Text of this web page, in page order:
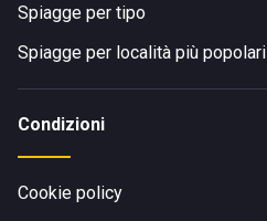
Spiagge per tipo
Spiagge per località più popolari
Condizioni
Cookie policy